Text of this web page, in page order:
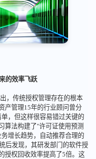
的效率飞跃
，传统授权管理存在的根本
产管理15年的行业顾问曾分
，但这样很容易错过关键的
算法构建了"许可证使用预测
增长趋势，自动推荐合理的
后发现，其研发部门的软件授
授权回收效率提高了5倍。这